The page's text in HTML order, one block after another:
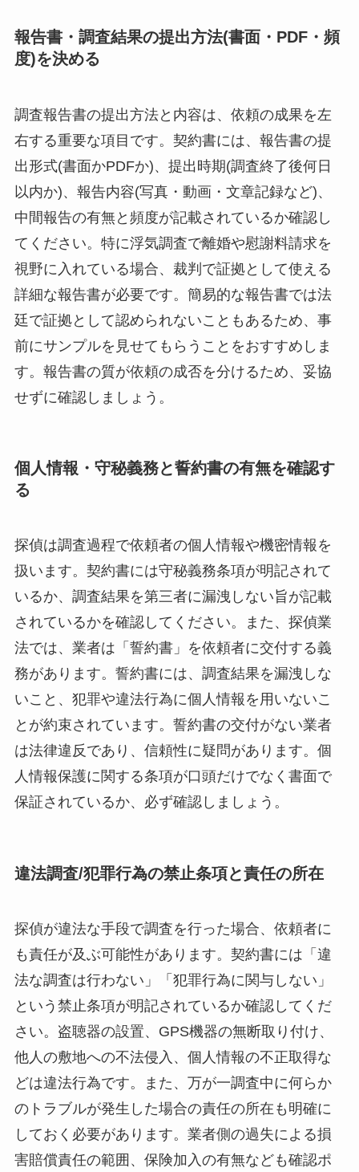
報告書・調査結果の提出方法(書面・PDF・頻
度)を決める
調査報告書の提出方法と内容は、依頼の成果を左
右する重要な項目です。契約書には、報告書の提
出形式(書面かPDFか)、提出時期(調査終了後何日
以内か)、報告内容(写真・動画・文章記録など)、
中間報告の有無と頻度が記載されているか確認し
てください。特に浮気調査で離婚や慰謝料請求を
視野に入れている場合、裁判で証拠として使える
詳細な報告書が必要です。簡易的な報告書では法
廷で証拠として認められないこともあるため、事
前にサンプルを見せてもらうことをおすすめしま
す。報告書の質が依頼の成否を分けるため、妥協
せずに確認しましょう。
個人情報・守秘義務と誓約書の有無を確認す
る
探偵は調査過程で依頼者の個人情報や機密情報を
扱います。契約書には守秘義務条項が明記されて
いるか、調査結果を第三者に漏洩しない旨が記載
されているかを確認してください。また、探偵業
法では、業者は「誓約書」を依頼者に交付する義
務があります。誓約書には、調査結果を漏洩しな
いこと、犯罪や違法行為に個人情報を用いないこ
とが約束されています。誓約書の交付がない業者
は法律違反であり、信頼性に疑問があります。個
人情報保護に関する条項が口頭だけでなく書面で
保証されているか、必ず確認しましょう。
違法調査/犯罪行為の禁止条項と責任の所在
探偵が違法な手段で調査を行った場合、依頼者に
も責任が及ぶ可能性があります。契約書には「違
法な調査は行わない」「犯罪行為に関与しない」
という禁止条項が明記されているか確認してくだ
さい。盗聴器の設置、GPS機器の無断取り付け、
他人の敷地への不法侵入、個人情報の不正取得な
どは違法行為です。また、万が一調査中に何らか
のトラブルが発生した場合の責任の所在も明確に
しておく必要があります。業者側の過失による損
害賠償責任の範囲、保険加入の有無なども確認ポ